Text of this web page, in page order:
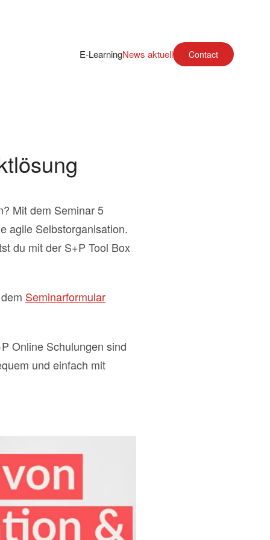
E-LearningNews aktuell Contact
Mit dem Seminar 5
agile Selbstorganisation.
du mit der S+P Tool Box
Seminarformular
Online Schulungen sind
und einfach mit